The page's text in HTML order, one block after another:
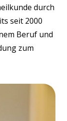
durch
seit 2000
Beruf und
zum